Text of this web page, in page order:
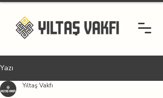
Yazı
Yıltaş Vakfı